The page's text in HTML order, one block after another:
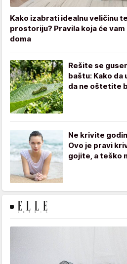
Kako izabrati idealnu veličinu
prostoriju? Pravila koja će
doma
Rešite se
baštu: Kako
da ne oštetite
Ne krivite
Ovo je pravi
gojite, a teško